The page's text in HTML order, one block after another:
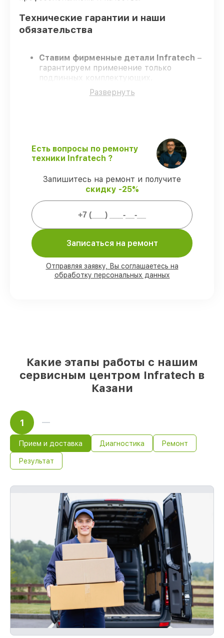
Технические гарантии и наши
обязательства
Ставим фирменные детали Infratech –
гарантируем применение только
подлинных комплектующих.
Сертифицированные специалисты
проходят жёсткий контроль знаний и
ремонт оптического прицела Infratech
IT-104H в оговоренные сроки.
Поддержка после ремонта – все все
виды ремонта защищены официальной
гарантией Infratech.
Мы гарантируем:
заказов выполняем в присутствии
клиента
90%
установке в Казани, остальные
поступают оперативно
Развернуть
Есть вопросы по ремонту
техники Infratech ?
Запишитесь на ремонт и получите
скидку -25%
Записаться на ремонт
Отправляя заявку, Вы соглашаетесь на
обработку персональных данных
Какие этапы работы с нашим
сервисным центром Infratech в
Казани
1
Прием и доставка Диагностика Ремонт
Результат